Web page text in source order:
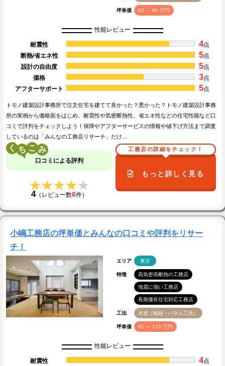
坪単価 63 ～ 80 万円
性能レビュー
耐震性 4点
断熱/省エネ性
5点
設計の自由度
5点
価格
3点
アフターサポート
5点
トモノ建築設計事務所で注文住宅を建てて良かった？悪かった？トモノ建築設計事務
所の実例から価格面をはじめ、耐震性や気密断熱性、省エネ性などの住宅性能など口
コミで評判をチェックしよう！保障やアフターサービスの情報や値下げ方法まで調査
しているのは「みんなの工務店リサーチ」だけ…
く こ
口コミによる評判
★★★★★
★★★★★
4（レビュー数6件）
工務店の詳細をチェック！
もっと詳しく見る
小嶋工務店の坪単価とみんなの口コミや評判をリサー
チ！
エリア 東京
特徴 高気密高断熱の工務店
地震に強い工務店
長期優良住宅対応工務店
工法 木造（軸組・パネル工法）
坪単価 90 ～ 110 万円
性能レビュー
耐震性 4点